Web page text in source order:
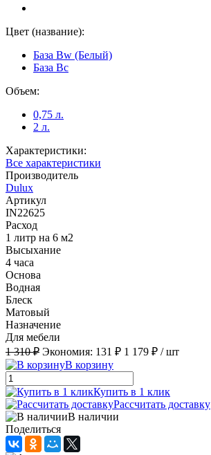
Цвет (название):
База Bw (Белый)
База Bc
Объем:
0,75 л.
2 л.
Характеристики:
Все характеристики
Производитель
Dulux
Артикул
IN22625
Расход
1 литр на 6 м2
Высыхание
4 часа
Основа
Водная
Блеск
Матовый
Назначение
Для мебели
1 310 ₽ Экономия: 131 ₽ 1 179 ₽ / шт
В корзину
Купить в 1 клик
Рассчитать доставку
В наличии
Поделиться